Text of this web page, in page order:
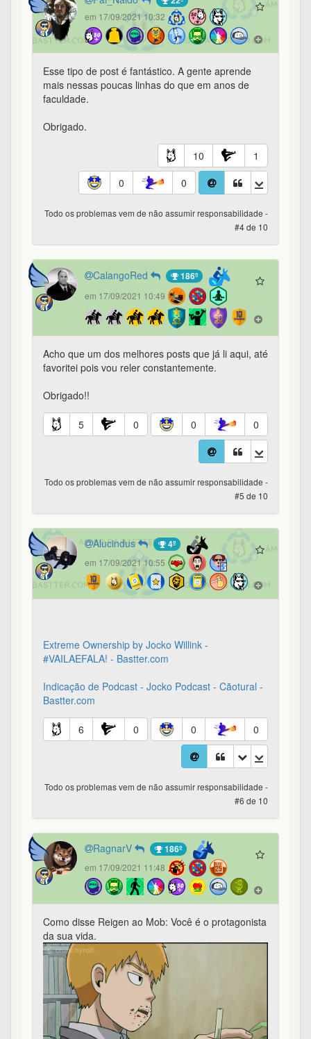
em 17/09/2021 10:32
Esse tipo de post é fantástico. A gente aprende
mais nessas poucas linhas do que em anos de
faculdade.
Obrigado.
10
1
0
0
Todo os problemas vem de não assumir responsabilidade -
#4 de 10
CalangoRed 186º
em 17/09/2021 10:49
Acho que um dos melhores posts que já li aqui, até
favoritei pois vou reler constantemente.
Obrigado!!
5 0 0 0
Todo os problemas vem de não assumir responsabilidade -
#5 de 10
Alucindus 4º
em 17/09/2021 10:55
Extreme Ownership by Jocko Willink -
#VAILAEFALA! - Bastter.com
Indicação de Podcast - Jocko Podcast - Cãotural -
Bastter.com
6 0 0 0
Todo os problemas vem de não assumir responsabilidade -
#6 de 10
RagnarV 186º
em 17/09/2021 11:48
Como disse Reigen ao Mob: Você é o protagonista
da sua vida.